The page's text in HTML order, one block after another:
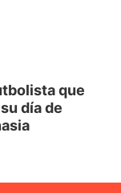
que
día de